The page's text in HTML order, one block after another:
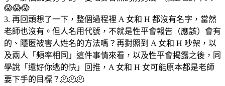
😱😱😱
3. 再回頭想了一下，整個過程裡 A 女和 H 都沒有名字，當然
老師也沒有。但人名用代號，不就是性平會報告（應該）會有
的、隱匿被害人姓名的方法嗎？再對照到 A 女和 H 吵架，以
及兩人「頻率相同」這件事情來看，以及性平會揭露之後，同
學說「還好你逃的快」回推，A 女和 H 女可能原本都是老師
要下手的目標？🫠🫠🫠